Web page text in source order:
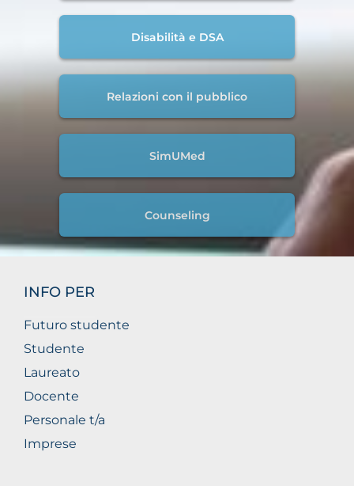
Disabilità e DSA
Relazioni con il pubblico
SimUMed
Counseling
INFO PER
Futuro studente
Studente
Laureato
Docente
Personale t/a
Imprese